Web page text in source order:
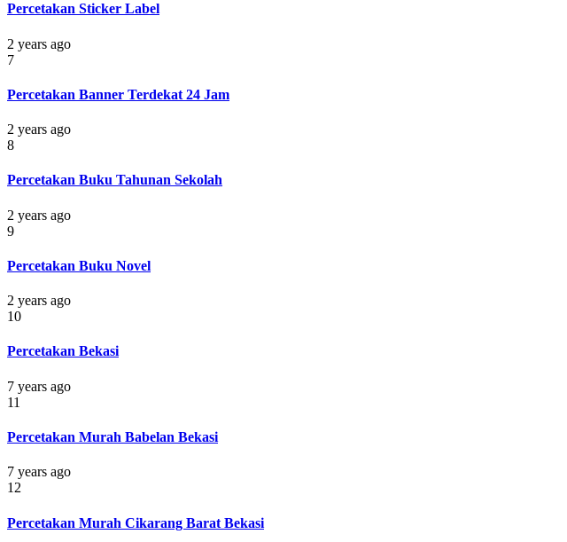
Percetakan Sticker Label
2 years ago
7
Percetakan Banner Terdekat 24 Jam
2 years ago
8
Percetakan Buku Tahunan Sekolah
2 years ago
9
Percetakan Buku Novel
2 years ago
10
Percetakan Bekasi
7 years ago
11
Percetakan Murah Babelan Bekasi
7 years ago
12
Percetakan Murah Cikarang Barat Bekasi